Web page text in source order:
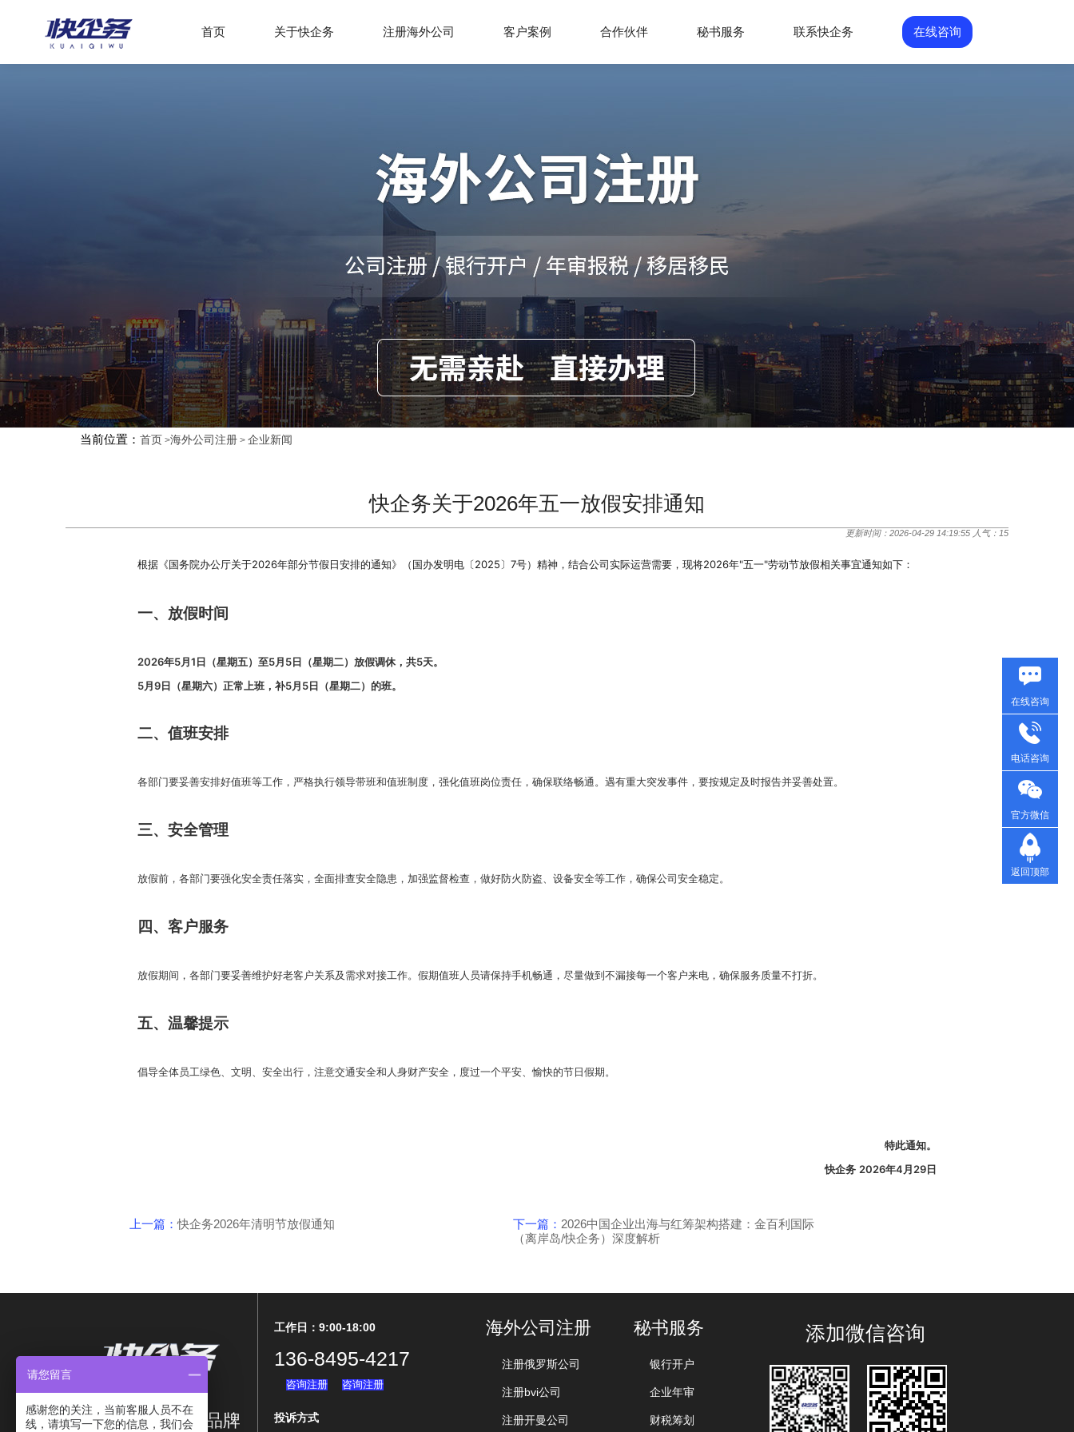
首页 关于快企务 注册海外公司 客户案例 合作伙伴 秘书服务 联系快企务 在线咨询
当前位置： 首页 >海外公司注册 > 企业新闻
快企务关于2026年五一放假安排通知
更新时间：2026-04-29 14:19:55 人气： 15
根据《国务院办公厅关于2026年部分节假日安排的通知》（国办发明电〔2025〕7号）精神，结合公司实际运营需要，现将2026年"五一"劳动节放假相关事宜通知如下：
一、放假时间
2026年5月1日（星期五）至5月5日（星期二）放假调休，共5天。
5月9日（星期六）正常上班，补5月5日（星期二）的班。
二、值班安排
各部门要妥善安排好值班等工作，严格执行领导带班和值班制度，强化值班岗位责任，确保联络畅通。遇有重大突发事件，要按规定及时报告并妥善处置。
三、安全管理
放假前，各部门要强化安全责任落实，全面排查安全隐患，加强监督检查，做好防火防盗、设备安全等工作，确保公司安全稳定。
四、客户服务
放假期间，各部门要妥善维护好老客户关系及需求对接工作。假期值班人员请保持手机畅通，尽量做到不漏接每一个客户来电，确保服务质量不打折。
五、温馨提示
倡导全体员工绿色、文明、安全出行，注意交通安全和人身财产安全，度过一个平安、愉快的节日假期。
特此通知。
快企务 2026年4月29日
上一篇：快企务2026年清明节放假通知 下一篇： 2026中国企业出海与红筹架构搭建：金百利国际
（离岸岛/快企务）深度解析
涉内外企业服务品牌
工作日：9:00-18:00
136-8495-4217
咨询注册 咨询注册
投诉方式
海外公司注册
注册俄罗斯公司
注册bvi公司
注册开曼公司
秘书服务
银行开户
企业年审
财税筹划
添加微信咨询
在线咨询
电话咨询
官方微信
返回顶部
请您留言
感谢您的关注，当前客服人员不在
线，请填写一下您的信息，我们会